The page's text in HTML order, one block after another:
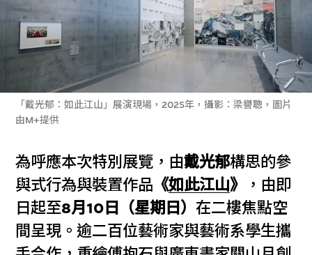
「戴光郁：如此江山」展演現場，2025年，攝影：梁譽聰，圖片
由M+提供
為呼應本次特別展覽，由戴光郁構思的參
與式行為與裝置作品 《如此江山》
，由即
日起至8月10日（星期日）在二樓焦點空
間呈現。逾二百位藝術家與藝術系學生攜